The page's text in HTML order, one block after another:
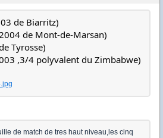
de Biarritz)
de Mont-de-Marsan)
Tyrosse)
,3/4 polyvalent du Zimbabwe)
de match de tres haut niveau,les cinq